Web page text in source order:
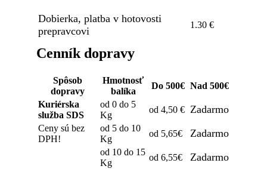
Dobierka, platba v hotovosti
prepravcovi
1.30 €
Cenník dopravy
Spôsob
dopravy
Hmotnosť
balíka
Do 500€ Nad 500€
Kuriérska
služba SDS
od 0 do 5
Kg
od 4,50 € Zadarmo
Ceny sú bez
DPH!
od 5 do 10
Kg
od 5,65€ Zadarmo
od 10 do 15
Kg
od 6,55€ Zadarmo